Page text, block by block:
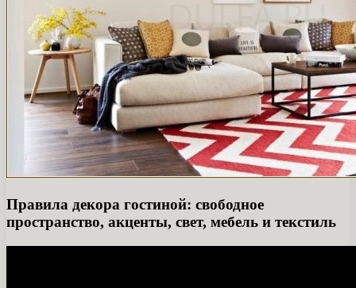
Правила декора гостиной: свободное
пространство, акценты, свет, мебель и текстиль